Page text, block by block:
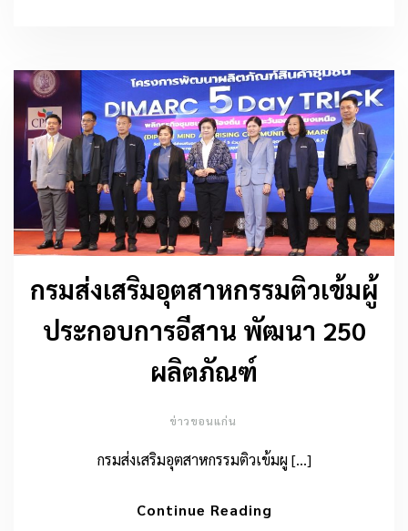
กรมส่งเสริมอุตสาหกรรมติวเข้มผู้
ประกอบการอีสาน พัฒนา 250
ผลิตภัณฑ์
ข่าวขอนแก่น
กรมส่งเสริมอุตสาหกรรมติวเข้มผู […]
Continue Reading